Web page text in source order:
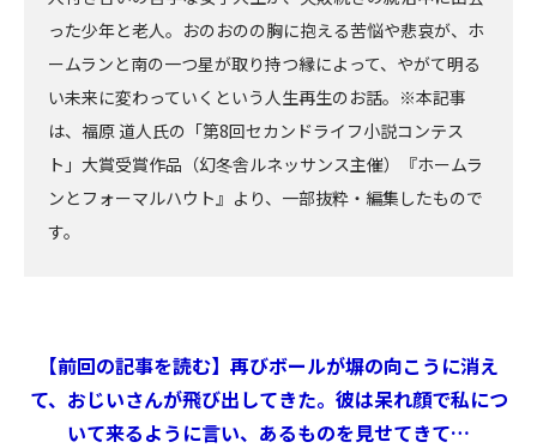
った少年と老人。おのおのの胸に抱える苦悩や悲哀が、ホ
ームランと南の一つ星が取り持つ縁によって、やがて明る
い未来に変わっていくという人生再生のお話。※本記事
は、福原 道人氏の「第8回セカンドライフ小説コンテス
ト」大賞受賞作品（幻冬舎ルネッサンス主催）『ホームラ
ンとフォーマルハウト』より、一部抜粋・編集したもので
す。
【前回の記事を読む】再びボールが塀の向こうに消え
て、おじいさんが飛び出してきた。彼は呆れ顔で私につ
いて来るように言い、あるものを見せてきて…